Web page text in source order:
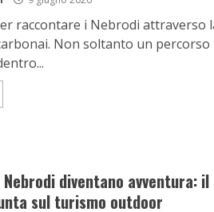
raccontare i Nebrodi attraverso
Non soltanto un percorso
diventano avventura: il
sul turismo outdoor